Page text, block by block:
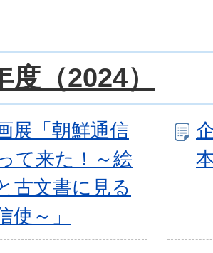
（2024）
展「朝鮮通信
て来た！～絵
古文書に見る
使～」